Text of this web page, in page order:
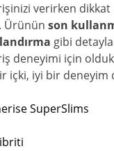
verirken
Ürünün son
gibi
deneyimi için
içki, iyi bir deneyim
SuperSlims